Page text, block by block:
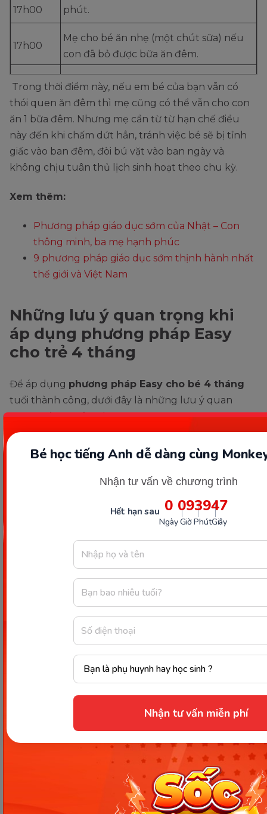
Bé học tiếng Anh dễ dàng cùng
Nhận tư vấn về chương trình
Hết hạn sau 0
Ngày
09
Giờ
39
Phút
45
Giây
Nhận tư vấn miễn phí
17h00
phút.
17h00
Mẹ cho bé ăn nhẹ (một chút sữa) nếu
con đã bỏ được bữa ăn đêm.
18h00
Tham gia các hoạt động nhẹ nhàng.
18h00 -
18h30
Mẹ tắm cho bé, chuẩn bị thực hiện
trình tự ngủ đêm. Mẹ lưu ý vỗ ợ hơi cho
bé trước giấc ngủ.
Trong thời điểm này, nếu em bé của bạn vẫn có
thói quen ăn đêm thì mẹ cũng có thể vẫn cho con
ăn 1 bữa đêm. Nhưng mẹ cần từ từ hạn chế điều
này đến khi chấm dứt hẳn, tránh việc bé sẽ bị tỉnh
giấc vào ban đêm, đòi bú vặt vào ban ngày và
không chịu tuân thủ lịch sinh hoạt theo chu kỳ.
Xem thêm:
Phương pháp giáo dục sớm của Nhật – Con
thông minh, ba mẹ hạnh phúc
9 phương pháp giáo dục sớm thịnh hành nhất
thế giới và Việt Nam
Những lưu ý quan trọng khi
áp dụng phương pháp Easy
cho trẻ 4 tháng
Để áp dụng phương pháp Easy cho bé 4 tháng
tuổi thành công, dưới đây là những lưu ý quan
trọng mà mẹ nên nhớ:
Những lưu ý quan trọng khi áp dụng phương pháp Easy
cho trẻ 4 tháng. (Ảnh: Sưu tầm Internet)
Chuẩn bị kỹ lưỡng:
mục tiêu của phương pháp Easy 4. Các tài liệu
về phương pháp mẹ có thể dễ dàng tìm kiếm
trên internet, sách nuôi con theo phương
Áp dụng linh hoạt, phù hợp:Ba mẹ có thể tự
thiết kế thời gian biểu cho từng bé dựa trên
lịch tham khảo của phương pháp Easy 4, đảm
bảo tổng thời gian thức, thời gian ăn và ngủ
đúng theo giai đoạn và nhu cầu riêng biệt của